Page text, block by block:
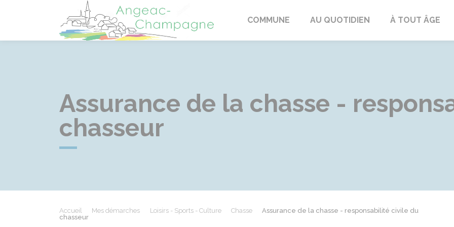
Angeac-Champagne
COMMUNE AU QUOTIDIEN À TOUT ÂGE
Assurance de la chasse -
chasseur
Accueil Mes démarches Loisirs - Sports - Culture Chasse
Assurance de la chasse - responsabilité civile du
chasseur